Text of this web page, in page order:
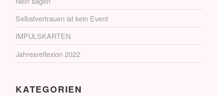
Selbstvertrauen ist kein Event
IMPULSKARTEN
Jahresreflexion 2022
KATEGORIEN